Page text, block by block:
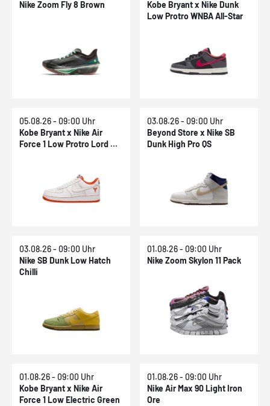
Nike Zoom Fly 8 Brown
Kobe Bryant x Nike Dunk
Low Protro WNBA All-Star
05.08.26 - 09:00 Uhr
Kobe Bryant x Nike Air
Force 1 Low Protro Lord Of
03.08.26 - 09:00 Uhr
Beyond Store x Nike SB
Dunk High Pro QS
03.08.26 - 09:00 Uhr
Nike SB Dunk Low Hatch
Chilli
01.08.26 - 09:00 Uhr
Nike Zoom Skylon 11 Pack
01.08.26 - 09:00 Uhr
Kobe Bryant x Nike Air
Force 1 Low Electric Green
01.08.26 - 09:00 Uhr
Nike Air Max 90 Light Iron
Ore